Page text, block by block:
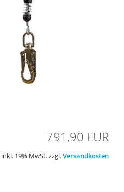
791,90 EUR
inkl. 19% MwSt. zzgl.Versandkosten